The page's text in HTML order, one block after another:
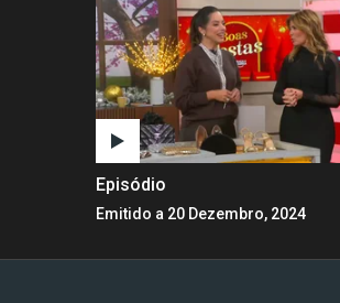
Episódio
Emitido a 20 Dezembro, 2024